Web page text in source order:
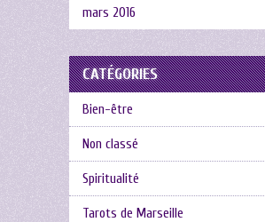
mars 2016
CATÉGORIES
Bien-être
Non classé
Spiritualité
Tarots de Marseille